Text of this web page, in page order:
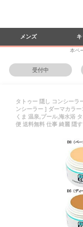
メンズ
本ペ
受付中
タトゥー 隠し コンシー
ンシーラー ] ダーマカラ
くま 温泉,プール,海水浴
便 送料無料 仕事 綺麗 隠